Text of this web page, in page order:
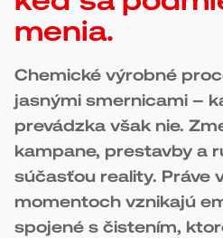
menia.
Chemické výrobné
jasnými smernicami –
prevádzka však nie.
kampane, prestavby a
súčasťou reality. Práve
momentoch vznikajú
spojené s čistením,